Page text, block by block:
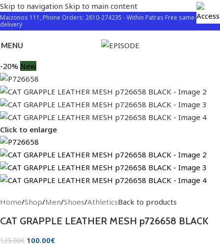
Skip to navigation Skip to main content
Maizonos 111, Phone Orders: 2610-274235 - Within Patras Free same-day
delivery
MENU
-20% New
Click to enlarge
Home/Shop/Men/Shoes/AthleticsBack to products
CAT GRAPPLE LEATHER MESH p726658 BLACK
125.00€ 100.00€